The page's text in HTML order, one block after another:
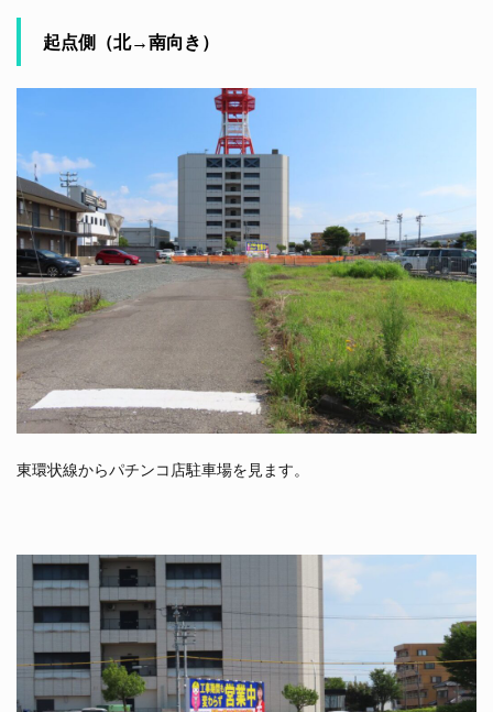
起点側（北→南向き）
東環状線からパチンコ店駐車場を見ます。